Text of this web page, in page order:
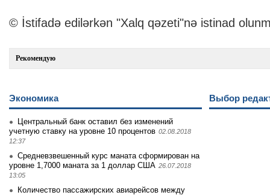
© İstifadə edilərkən "Xalq qəzeti"nə istinad
Рекомендую
Экономика
Центральный банк оставил без изменений
учетную ставку на уровне 10 процентов 02.08.2018
12:37
Средневзвешенный курс маната сформирован на
уровне 1,7000 маната за 1 доллар США 26.07.2018
13:05
Количество пассажирских авиарейсов между
Выбор